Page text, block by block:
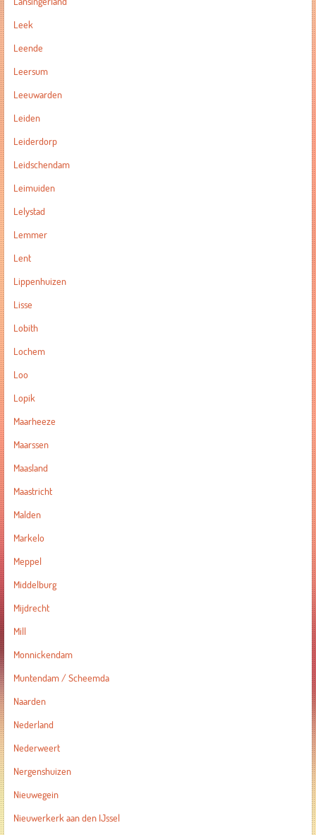
Leek
Leende
Leersum
Leeuwarden
Leiden
Leiderdorp
Leidschendam
Leimuiden
Lelystad
Lemmer
Lent
Lippenhuizen
Lisse
Lobith
Lochem
Loo
Lopik
Maarheeze
Maarssen
Maasland
Maastricht
Malden
Markelo
Meppel
Middelburg
Mijdrecht
Mill
Monnickendam
Muntendam / Scheemda
Naarden
Nederland
Nederweert
Nergenshuizen
Nieuwegein
Nieuwerkerk aan den IJssel